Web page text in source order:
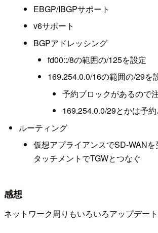
EBGP/IBGPサポート
v6サポート
BGPアドレッシング
fd00::/8の範囲の/125を設定
169.254.0.0/16の範囲の/29を
予約ブロックがあるので
169.254.0.0/29とかは予
ルーティング
仮想アプライアンスでSD-WANを
タッチメントでTGWとつなぐ
感想
ネットワーク周りもいろいろアップデー